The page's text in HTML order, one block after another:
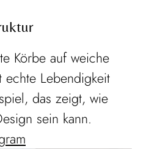
Körbe auf weiche
echte Lebendigkeit
das zeigt, wie
sein kann.